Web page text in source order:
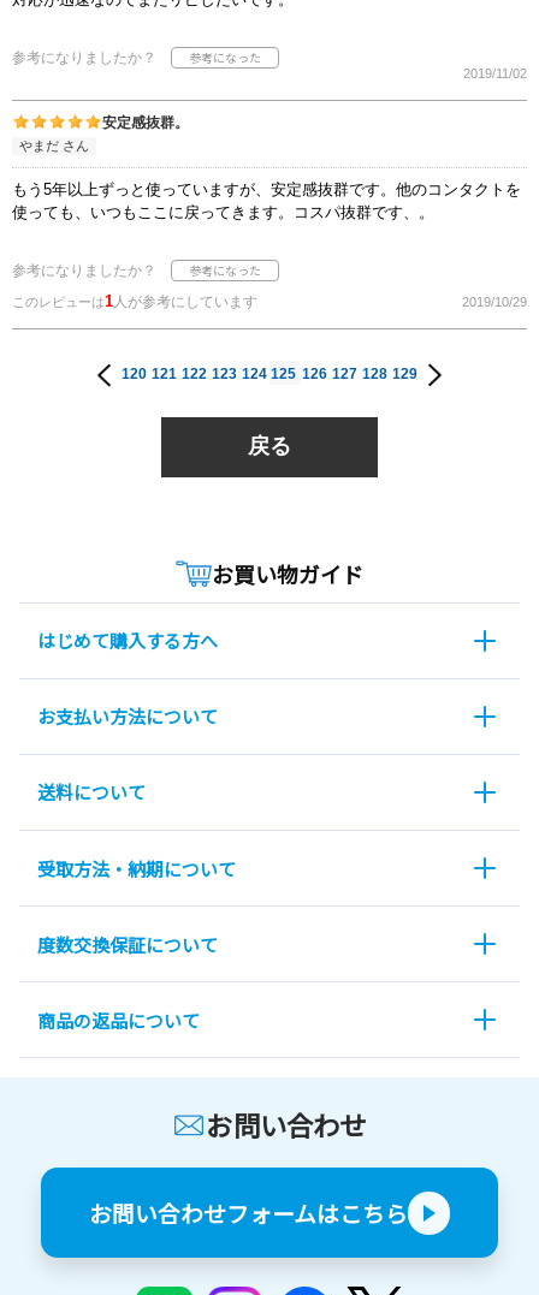
参考になりましたか？
2019/11/02
安定感抜群。
やまだ さん
もう5年以上ずっと使っていますが、安定感抜群です。他のコンタクトを
使っても、いつもここに戻ってきます。コスパ抜群です、。
参考になりましたか？
このレビューは1人が参考にしています 2019/10/29
120 121 122 123 124 125 126 127 128 129
戻る
お買い物ガイド
はじめて購入する方へ
お支払い方法について
送料について
受取方法・納期について
度数交換保証について
商品の返品について
お問い合わせ
お問い合わせフォームはこちら